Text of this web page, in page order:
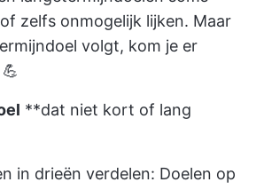
zelfs onmogelijk lijken. Maar
volgt, kom je er
**dat niet kort of lang
in drieën verdelen: Doelen op